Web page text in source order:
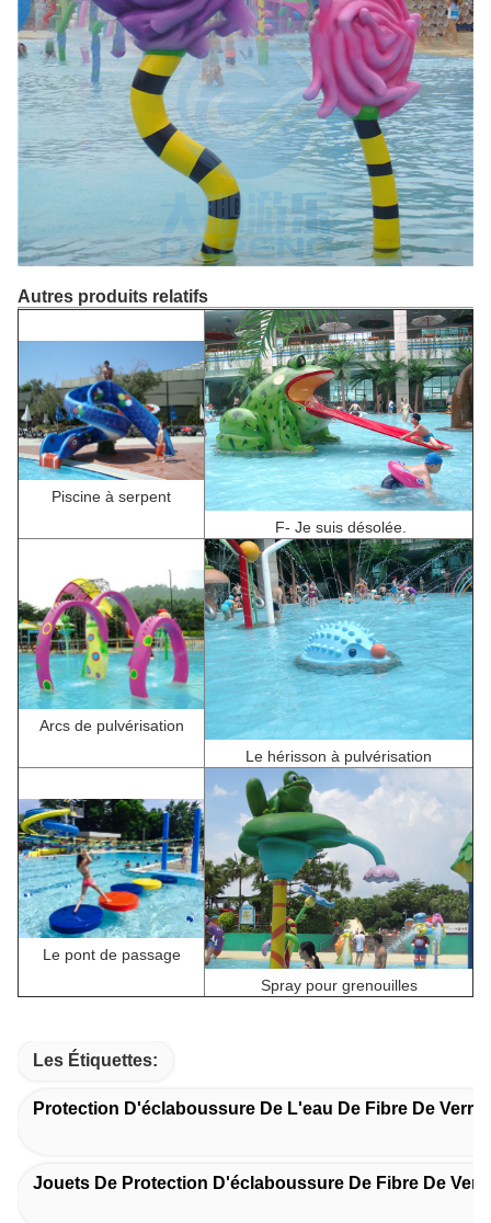
Autres produits relatifs
Piscine à serpent
F- Je suis désolée.
Arcs de pulvérisation
Le hérisson à pulvérisation
Le pont de passage
Spray pour grenouilles
Les Étiquettes:
Protection D'éclaboussure De L'eau De Fibre De Verre
Jouets De Protection D'éclaboussure De Fibre De